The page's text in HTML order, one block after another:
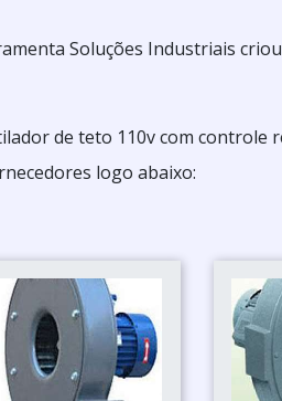
Soluções Industriais
de teto 110v com
logo abaixo: